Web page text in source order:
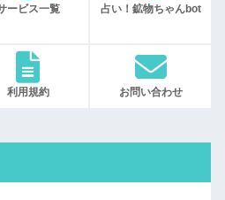
ービス一覧 占い！鉱物ちゃんbot
利用規約 お問い合わせ